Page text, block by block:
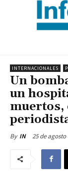
INTERNACIONALES
Un
un
muertos,
By IN 25 de agosto